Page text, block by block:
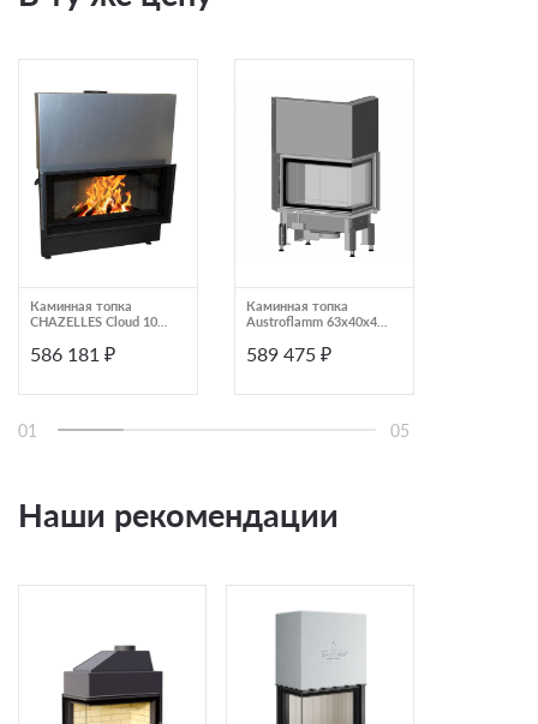
Каминная топка
CHAZELLES Cloud 100
586 181 ₽
Каминная топка
Austroflamm 63x40x42
589 475 ₽
01 05
Наши рекомендации